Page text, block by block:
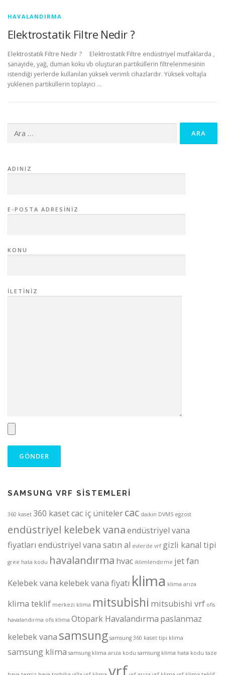
HAVALANDIRMA
Elektrostatik Filtre Nedir ?
Elektrostatik Filtre Nedir ? Elektrostatik Filtre endüstriyel mutfaklarda ,
sanayide, yağ, duman koku vb oluşturan partiküllerin filtrelenmesinin
istendiği yerlerde kullanılan yüksek verimli cihazlardır. Yüksek voltajla
yüklenen partiküllerin toplayıcı …
ADINIZ
E-POSTA ADRESINIZ
KONU
İLETINIZ
SAMSUNG VRF SİSTEMLERİ
360 kaset 360 kaset cac iç ünitelercac daıkın DVMS egzost
endüstriyel kelebek vanaendüstriyel vana
fiyatları endüstriyel vana satın al evlerde vrf gizli kanal tipi
gree hata kodu havalandırma hvac iklimlendirme jet fan
Kelebek vana kelebek vana fiyatı klima klima arıza
klima teklif merkezi klima mitsubishi mitsubishi vrf ofis
havalandırma ofis klima Otopark Havalandırma paslanmaz
kelebek vana samsung samsung 360 kaset tipi klima
samsung klima samsung klima arıza kodu samsung klima hata kodu taze
vrf